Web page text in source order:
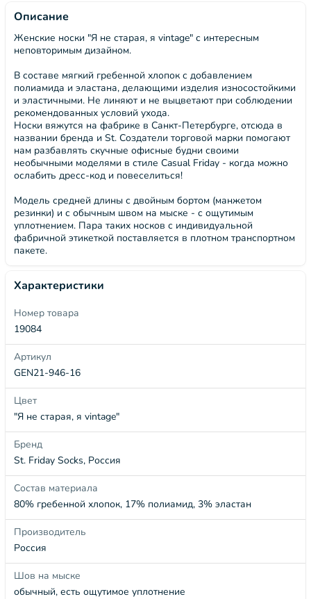
Описание
Женские носки "Я не старая, я vintage" с интересным
неповторимым дизайном.
В составе мягкий гребенной хлопок с добавлением
полиамида и эластана, делающими изделия износостойкими
и эластичными. Не линяют и не выцветают при соблюдении
рекомендованных условий ухода.
Носки вяжутся на фабрике в Санкт-Петербурге, отсюда в
названии бренда и St. Создатели торговой марки помогают
нам разбавлять скучные офисные будни своими
необычными моделями в стиле Casual Friday - когда можно
ослабить дресс-код и повеселиться!
Модель средней длины с двойным бортом (манжетом
резинки) и с обычным швом на мыске - с ощутимым
уплотнением. Пара таких носков с индивидуальной
фабричной этикеткой поставляется в плотном транспортном
пакете.
Характеристики
Номер товара
19084
Артикул
GEN21-946-16
Цвет
"Я не старая, я vintage"
Бренд
St. Friday Socks, Россия
Состав материала
80% гребенной хлопок, 17% полиамид, 3% эластан
Производитель
Россия
Шов на мыске
обычный, есть ощутимое уплотнение